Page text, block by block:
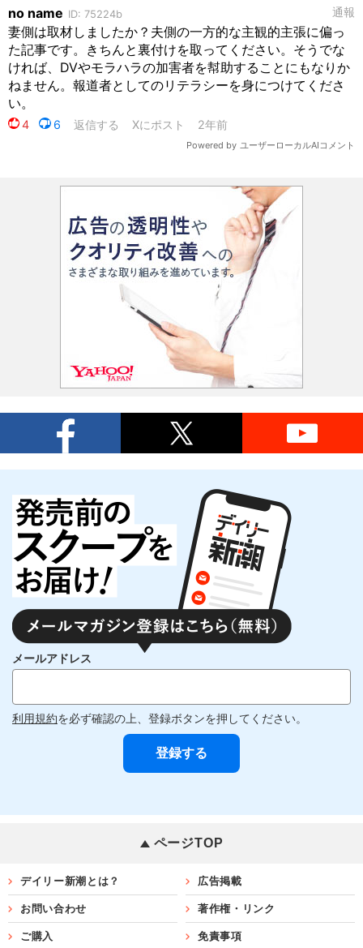
メールアドレス
利用規約を必ず確認の上、登録ボタンを押してください。
ページTOP
デイリー新潮とは？ 広告掲載
お問い合わせ 著作権・リンク
ご購入 免責事項